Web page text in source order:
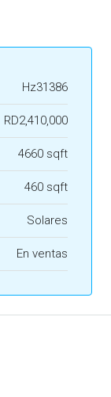
Hz31386
RD2,410,000
4660 sqft
460 sqft
Solares
En ventas